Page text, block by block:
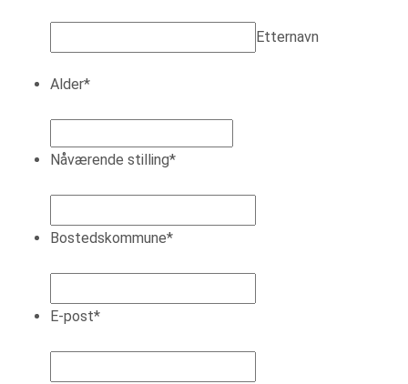
Etternavn
Alder*
Nåværende stilling*
Bostedskommune*
E-post*